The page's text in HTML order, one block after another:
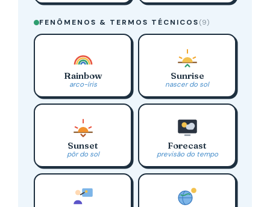
FENÔMENOS & TERMOS TÉCNICOS(9)
Rainbow
arco-íris
Sunrise
nascer do sol
Sunset
pôr do sol
Forecast
previsão do tempo